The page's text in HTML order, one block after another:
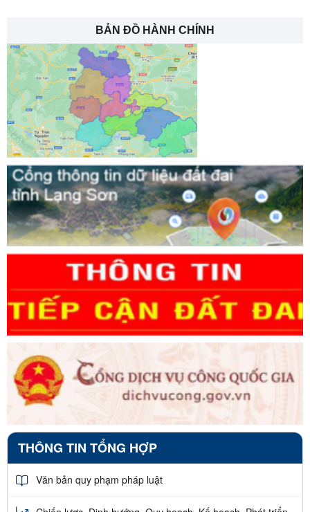
BẢN ĐỒ HÀNH CHÍNH
THÔNG TIN TỔNG HỢP
Văn bản quy phạm pháp luật